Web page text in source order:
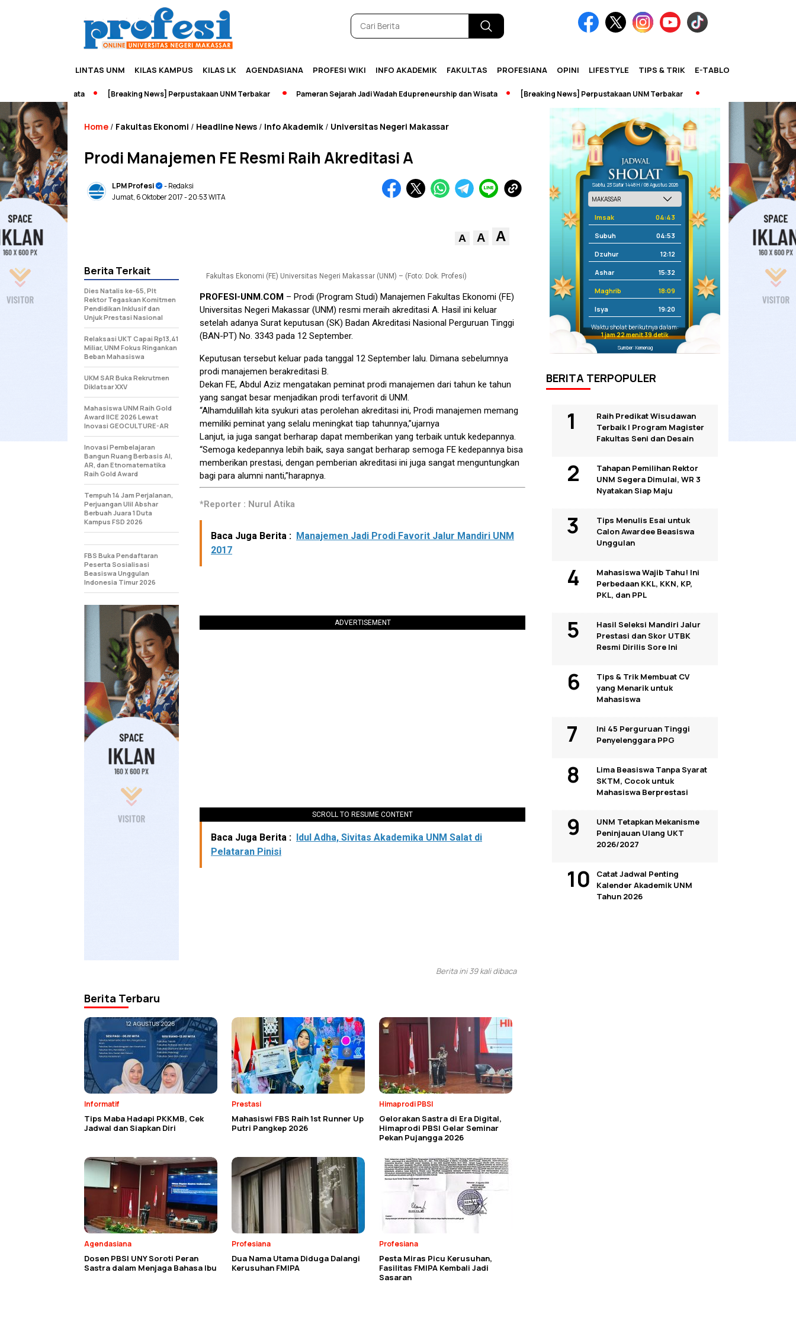
LINTAS UNM KILAS KAMPUS KILAS LK AGENDASIANA PROFESI WIKI INFO AKADEMIK FAKULTAS PROFESIANA OPINI LIFESTYLE TIPS & TRIK E-TABLOID
[Breaking News] Perpustakaan UNM Terbakar Pameran Sejarah Jadi Wadah Edupreneurship dan Wisata [Breaking News] Perpustakaan UNM Terbakar
Home / Fakultas Ekonomi / Headline News / Info Akademik / Universitas Negeri Makassar
Prodi Manajemen FE Resmi Raih Akreditasi A
LPM Profesi
- Redaksi
Jumat, 6 Oktober 2017- 20:53 WITA
A A A
Fakultas Ekonomi (FE) Universitas Negeri Makassar (UNM) – (Foto: Dok. Profesi)
PROFESI-UNM.COM – Prodi (Program Studi) Manajemen Fakultas Ekonomi (FE)
Universitas Negeri Makassar (UNM) resmi meraih akreditasi A. Hasil ini keluar
setelah adanya Surat keputusan (SK) Badan Akreditasi Nasional Perguruan Tinggi
(BAN-PT) No. 3343 pada 12 September.
Keputusan tersebut keluar pada tanggal 12 September lalu. Dimana sebelumnya
prodi manajemen berakreditasi B.
Dekan FE, Abdul Aziz mengatakan peminat prodi manajemen dari tahun ke tahun
yang sangat besar menjadikan prodi terfavorit di UNM.
“Alhamdulillah kita syukuri atas perolehan akreditasi ini, Prodi manajemen memang
memiliki peminat yang selalu meningkat tiap tahunnya,”ujarnya
Lanjut, ia juga sangat berharap dapat memberikan yang terbaik untuk kedepannya.
“Semoga kedepannya lebih baik, saya sangat berharap semoga FE kedepannya bisa
memberikan prestasi, dengan pemberian akreditasi ini juga sangat menguntungkan
bagi para alumni nanti,”harapnya.
*Reporter : Nurul Atika
Baca Juga Berita : Manajemen Jadi Prodi Favorit Jalur Mandiri UNM
2017
ADVERTISEMENT
SCROLL TO RESUME CONTENT
Baca Juga Berita : Idul Adha, Sivitas Akademika UNM Salat di
Pelataran Pinisi
Berita Terkait
Dies Natalis ke-65, Plt
Rektor Tegaskan Komitmen
Pendidikan Inklusif dan
Unjuk Prestasi Nasional
Relaksasi UKT Capai Rp13,41
Miliar, UNM Fokus Ringankan
Beban Mahasiswa
UKM SAR Buka Rekrutmen
Diklatsar XXV
Mahasiswa UNM Raih Gold
Award IICE 2026 Lewat
Inovasi GEOCULTURE-AR
Inovasi Pembelajaran
Bangun Ruang Berbasis AI,
AR, dan Etnomatematika
Raih Gold Award
Tempuh 14 Jam Perjalanan,
Perjuangan Ulil Abshar
Berbuah Juara 1 Duta
Kampus FSD 2026
FBS Buka Pendaftaran
Peserta Sosialisasi
Beasiswa Unggulan
Indonesia Timur 2026
Berita ini 39 kali dibaca
Berita Terbaru
Informatif
Tips Maba Hadapi PKKMB, Cek
Jadwal dan Siapkan Diri
Prestasi
Mahasiswi FBS Raih 1st Runner Up
Putri Pangkep 2026
Himaprodi PBSI
Gelorakan Sastra di Era Digital,
Himaprodi PBSI Gelar Seminar
Pekan Pujangga 2026
Agendasiana
Dosen PBSI UNY Soroti Peran
Sastra dalam Menjaga Bahasa Ibu
Profesiana
Dua Nama Utama Diduga Dalangi
Kerusuhan FMIPA
Profesiana
Pesta Miras Picu Kerusuhan,
Fasilitas FMIPA Kembali Jadi
Sasaran
Sabtu, 23 Safar 1448 H / 08 Agustus 2026
Imsak 04:43
Subuh 04:53
Dzuhur 12:12
Ashar 15:32
Maghrib 18:09
Isya 19:20
Waktu sholat berikutnya dalam:
1 jam 22 menit 39 detik
Sumber: Kemenag
BERITA TERPOPULER
Raih Predikat Wisudawan
Terbaik I Program Magister
Fakultas Seni dan Desain
Tahapan Pemilihan Rektor
UNM Segera Dimulai, WR 3
Nyatakan Siap Maju
Tips Menulis Esai untuk
Calon Awardee Beasiswa
Unggulan
Mahasiswa Wajib Tahu! Ini
Perbedaan KKL, KKN, KP,
PKL, dan PPL
Hasil Seleksi Mandiri Jalur
Prestasi dan Skor UTBK
Resmi Dirilis Sore Ini
Tips & Trik Membuat CV
yang Menarik untuk
Mahasiswa
Ini 45 Perguruan Tinggi
Penyelenggara PPG
Lima Beasiswa Tanpa Syarat
SKTM, Cocok untuk
Mahasiswa Berprestasi
UNM Tetapkan Mekanisme
Peninjauan Ulang UKT
2026/2027
Catat Jadwal Penting
Kalender Akademik UNM
Tahun 2026